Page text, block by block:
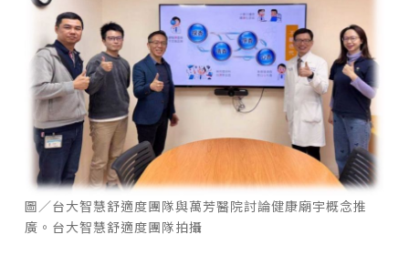
圖／台大智慧舒適度團隊與萬芳醫院討論健康廟宇概念推
廣。台大智慧舒適度團隊拍攝